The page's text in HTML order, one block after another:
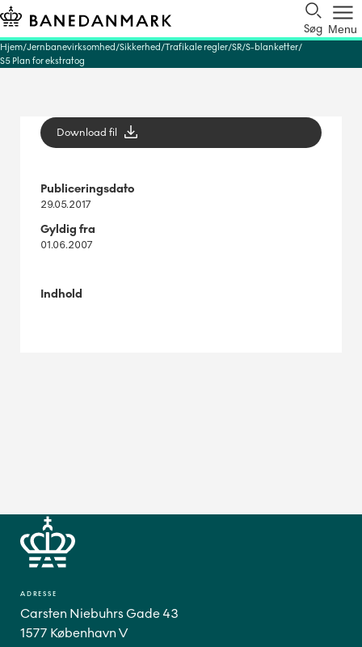
Søg Menu
Hjem Jernbanevirksomhed Sikkerhed Trafikale regler SR S-blanketter
S5 Plan for ekstratog
Download fil
Publiceringsdato
29.05.2017
Gyldig fra
01.06.2007
Indhold
ADRESSE
Carsten Niebuhrs Gade 43
1577 København V